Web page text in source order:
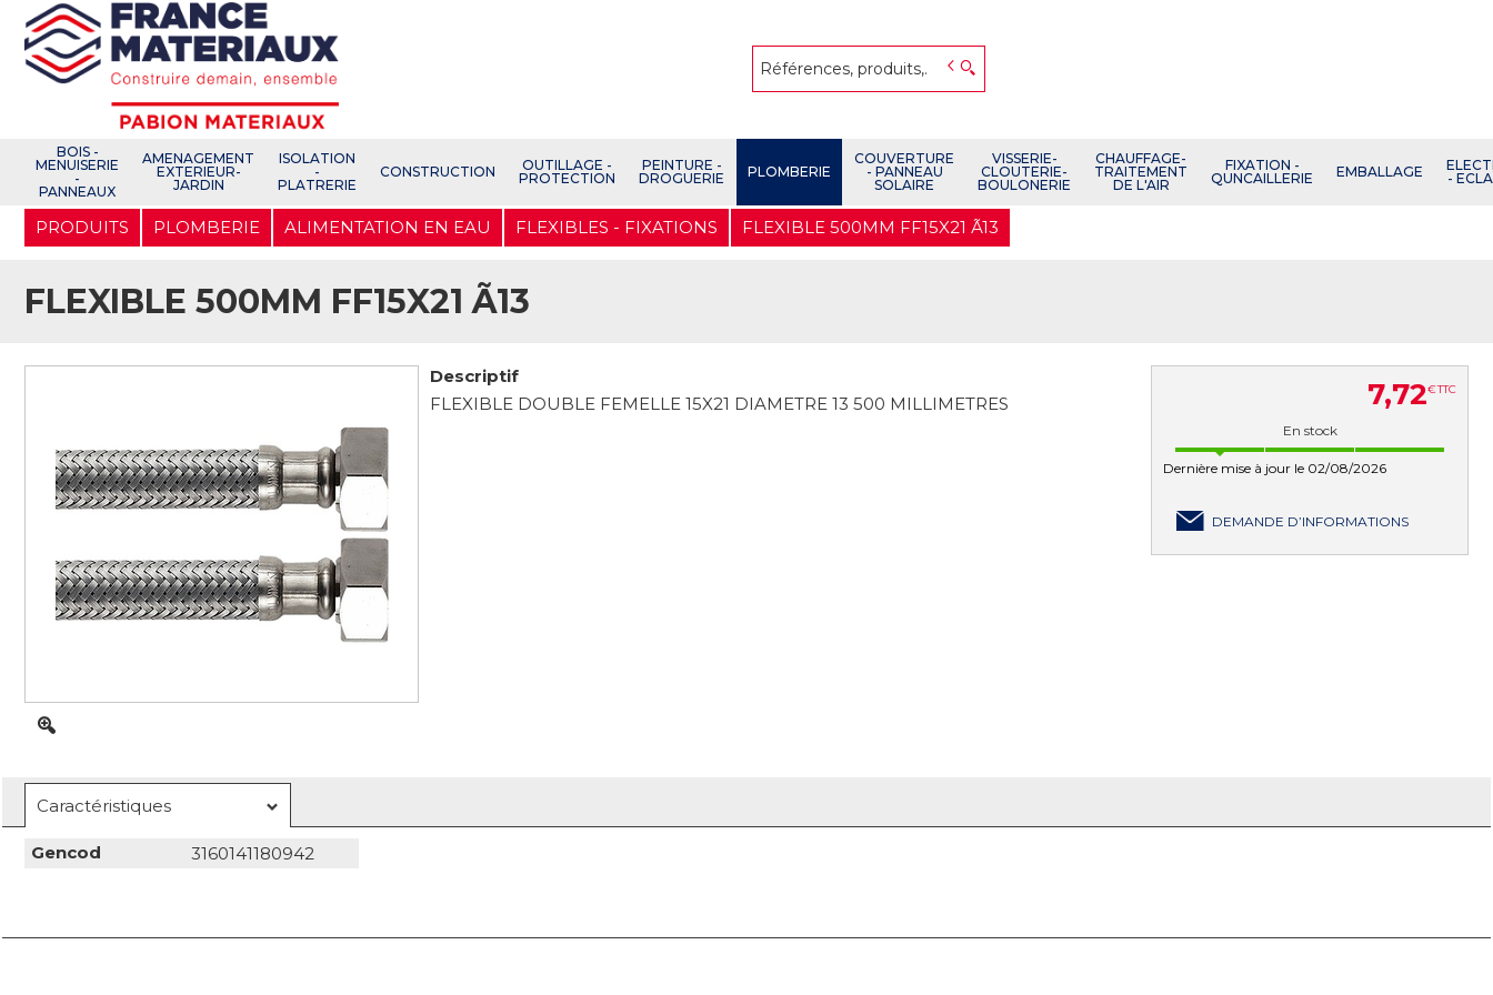
Aller
contenu
BOIS -
MENUISERIE
-
PANNEAUX
AMENAGEMENT
EXTERIEUR-
JARDIN
ISOLATION
-
PLATRERIE
CONSTRUCTION
OUTILLAGE -
PROTECTION
PEINTURE -
DROGUERIE
PLOMBERIE
COUVERTURE
- PANNEAU
SOLAIRE
VISSERIE-
CLOUTERIE-
BOULONERIE
CHAUFFAGE-
TRAITEMENT
DE L'AIR
FIXATION -
QUNCAILLERIE
EMBALLAGE
-
PRODUITS PLOMBERIE ALIMENTATION EN EAU FLEXIBLES - FIXATIONS FLEXIBLE 500MM FF15X21 Ã13
FLEXIBLE 500MM FF15X21 Ã13
Descriptif
FLEXIBLE DOUBLE FEMELLE 15X21 DIAMETRE 13 500 MILLIMETRES
7,72€TTC
En stock
Dernière mise à jour le 02/08/2026
DEMANDE D’INFORMATIONS
Caractéristiques
Gencod 3160141180942